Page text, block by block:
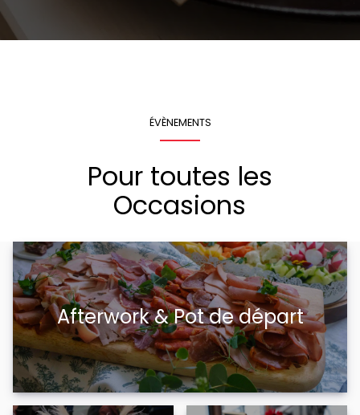
ÉVÈNEMENTS
Pour toutes les
Occasions
Afterwork & Pot de départ